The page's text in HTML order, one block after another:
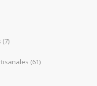
(7)
(61)